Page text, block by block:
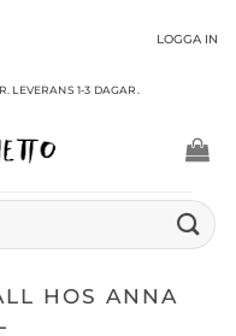
LOGGA IN
LEVERANS 1-3 DAGAR.
HOS ANNA